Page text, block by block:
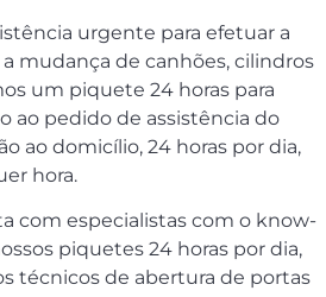
urgente para efetuar a
mudança de canhões, cilindros
um piquete 24 horas para
ao pedido de assistência do
ao domicílio, 24 horas por dia,
hora.
com especialistas com o know-
piquetes 24 horas por dia,
técnicos de abertura de portas